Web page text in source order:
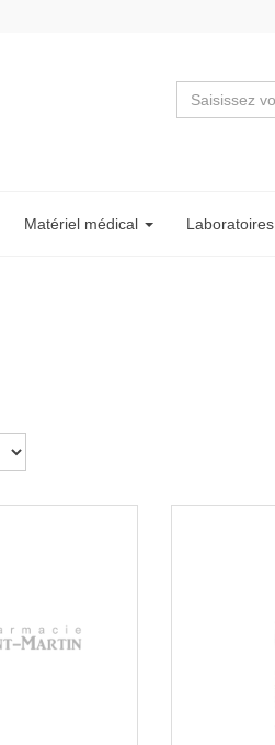
Matériel médical Laboratoires